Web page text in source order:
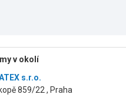
v okolí
s.r.o.
859/22 , Praha